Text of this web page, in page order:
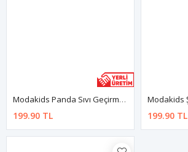
Modakids Panda Sıvı Geçirmez Bebek Mama Önlüğü
199.90 TL 199.90 TL